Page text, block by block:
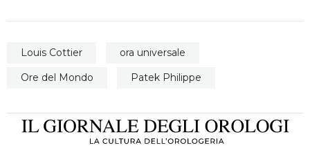
Louis Cottier
ora universale
Ore del Mondo
Patek Philippe